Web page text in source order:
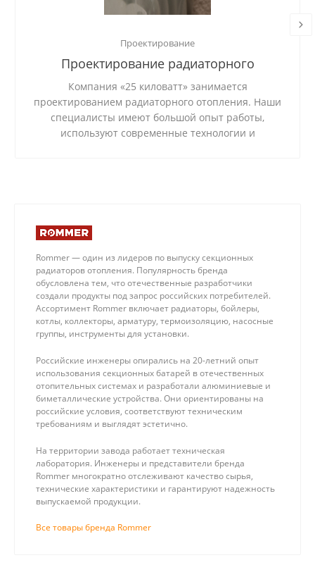
Проектирование
Проектирование радиаторного
отопления
Компания «25 киловатт» занимается
проектированием радиаторного отопления. Наши
специалисты имеют большой опыт работы,
используют современные технологии и
Rommer — один из лидеров по выпуску секционных
радиаторов отопления. Популярность бренда
обусловлена тем, что отечественные разработчики
создали продукты под запрос российских потребителей.
Ассортимент Rommer включает радиаторы, бойлеры,
котлы, коллекторы, арматуру, термоизоляцию, насосные
группы, инструменты для установки.
Российские инженеры опирались на 20-летний опыт
использования секционных батарей в отечественных
отопительных системах и разработали алюминиевые и
биметаллические устройства. Они ориентированы на
российские условия, соответствуют техническим
требованиям и выглядят эстетично.
На территории завода работает техническая
лаборатория. Инженеры и представители бренда
Rommer многократно отслеживают качество сырья,
технические характеристики и гарантируют надежность
выпускаемой продукции.
Все товары бренда Rommer